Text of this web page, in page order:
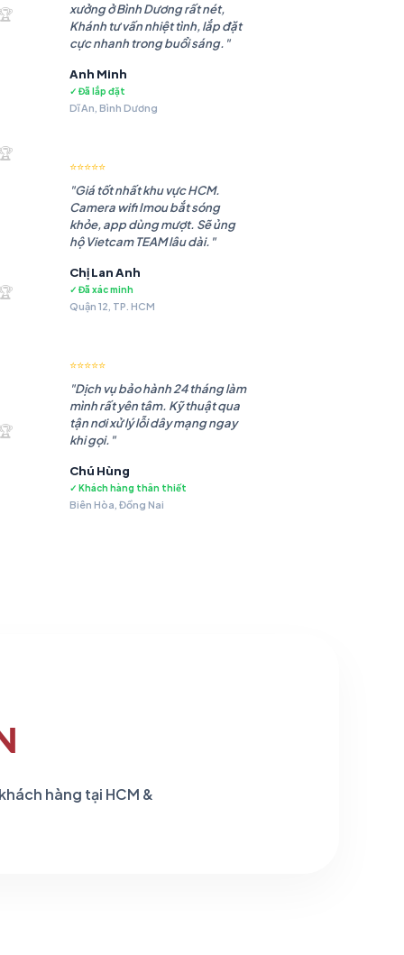
₫.
₫.
₫.
xưởng ở Bình Dương rất nét,
Khánh tư vấn nhiệt tình, lắp đặt
cực nhanh trong buổi sáng."
Anh Minh
✓ Đã lắp đặt
Dĩ An, Bình Dương
⭐⭐⭐⭐⭐
"Giá tốt nhất khu vực HCM.
Camera wifi Imou bắt sóng
khỏe, app dùng mượt. Sẽ ủng
hộ Vietcam TEAM lâu dài."
Chị Lan Anh
✓ Đã xác minh
Quận 12, TP. HCM
⭐⭐⭐⭐⭐
"Dịch vụ bảo hành 24 tháng làm
mình rất yên tâm. Kỹ thuật qua
tận nơi xử lý lỗi dây mạng ngay
khi gọi."
Chú Hùng
✓ Khách hàng thân thiết
Biên Hòa, Đồng Nai
hàng tại HCM &